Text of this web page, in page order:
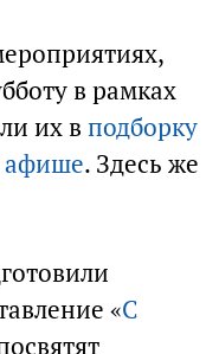
в рамках
их в подборку
афише. Здесь же
«С